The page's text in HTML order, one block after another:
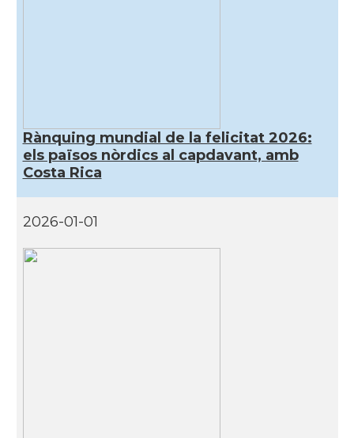
Rànquing mundial de la felicitat 2026:
els països nòrdics al capdavant, amb
Costa Rica
2026-01-01